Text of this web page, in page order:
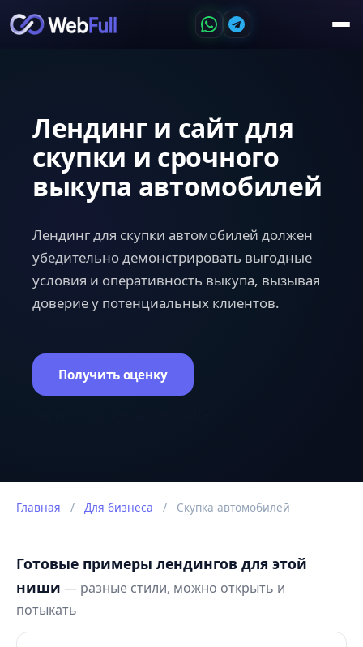
Лендинг и сайт для
скупки и срочного
выкупа автомобилей
Лендинг для скупки автомобилей должен
убедительно демонстрировать выгодные
условия и оперативность выкупа, вызывая
доверие у потенциальных клиентов.
Получить оценку
Главная / Для бизнеса / Скупка автомобилей
Готовые примеры лендингов для этой
ниши — разные стили, можно открыть и
потыкать